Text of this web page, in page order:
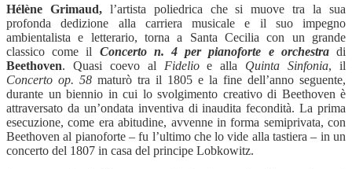
Hélène Grimaud,l’artista poliedrica che si muove tra la sua
profonda dedizione alla carriera musicale e il suo impegno
ambientalista e letterario, torna a Santa Cecilia con un grande
classico come il Concerto n. 4 per pianoforte e orchestradi
Beethoven. Quasi coevo al Fidelioe alla Quinta Sinfonia, il
Concerto op. 58 maturò tra il 1805 e la fine dell’anno seguente,
durante un biennio in cui lo svolgimento creativo di Beethoven è
attraversato da un’ondata inventiva di inaudita fecondità. La prima
esecuzione, come era abitudine, avvenne in forma semiprivata, con
Beethoven al pianoforte – fu l’ultimo che lo vide alla tastiera – in un
concerto del 1807 in casa del principe Lobkowitz.